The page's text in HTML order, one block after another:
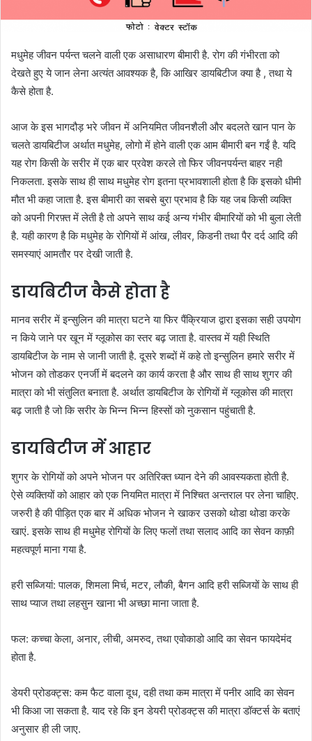
मधुमेह जीवन पर्यन्त चलने वाली एक असाधारण बीमारी है. रोग की गंभीरता को
देखते हुए ये जान लेना अत्यंत आवश्यक है, कि आखिर डायबिटीज क्या है , तथा ये
कैसे होता है.
आज के इस भागदौड़ भरे जीवन में अनियमित जीवनशैली और बदलते खान पान के
चलते डायबिटीज अर्थात मधुमेह, लोगो में होने वाली एक आम बीमारी बन गईं है. यदि
यह रोग किसी के सरीर में एक बार प्रवेश करले तो फिर जीवनपर्यन्त बाहर नही
निकलता. इसके साथ ही साथ मधुमेह रोग इतना प्रभावशाली होता है कि इसको धीमी
मौत भी कहा जाता है. इस बीमारी का सबसे बुरा प्रभाव है कि यह जब किसी व्यक्ति
को अपनी गिरफ़्त में लेती है तो अपने साथ कई अन्य गंभीर बीमारियों को भी बुला लेती
है. यही कारण है कि मधुमेह के रोगियों में आंख, लीवर, किडनी तथा पैर दर्द आदि की
समस्याएं आमतौर पर देखी जाती है.
डायबिटीज कैसे होता है
मानव सरीर में इन्सुलिन की मात्रा घटने या फिर पैंक्रियाज द्वारा इसका सही उपयोग
न किये जाने पर खून में ग्लूकोस का स्तर बढ़ जाता है. वास्तव में यही स्थिति
डायबिटीज के नाम से जानी जाती है. दूसरे शब्दों में कहे तो इन्सुलिन हमारे सरीर में
भोजन को तोडकर एनर्जी में बदलने का कार्य करता है और साथ ही साथ शुगर की
मात्रा को भी संतुलित बनाता है. अर्थात डायबिटीज के रोगियों में ग्लूकोस की मात्रा
बढ़ जाती है जो कि सरीर के भिन्न भिन्न हिस्सों को नुकसान पहुंचाती है.
डायबिटीज में आहार
शुगर के रोगियों को अपने भोजन पर अतिरिक्त ध्यान देने की आवस्यकता होती है.
ऐसे व्यक्तियों को आहार को एक नियमित मात्रा में निश्चित अन्तराल पर लेना चाहिए.
जरुरी है की पीड़ित एक बार में अधिक भोजन ने खाकर उसको थोडा थोडा करके
खाएं. इसके साथ ही मधुमेह रोगियों के लिए फलों तथा सलाद आदि का सेवन काफ़ी
महत्वपूर्ण माना गया है.
हरी सब्जियां: पालक, शिमला मिर्च, मटर, लौकी, बैगन आदि हरी सब्जियों के साथ ही
साथ प्याज तथा लहसुन खाना भी अच्छा माना जाता है.
फल: कच्चा केला, अनार, लीची, अमरुद, तथा एवोकाडो आदि का सेवन फायदेमंद
होता है.
डेयरी प्रोडक्ट्स: कम फैट वाला दूध, दही तथा कम मात्रा में पनीर आदि का सेवन
भी किआ जा सकता है. याद रहे कि इन डेयरी प्रोडक्ट्स की मात्रा डॉक्टर्स के बताएं
अनुसार ही ली जाए.